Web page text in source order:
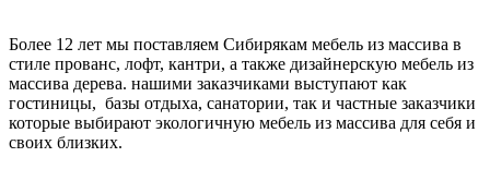
Более 12 лет мы поставляем Сибирякам мебель из массива в
стиле прованс, лофт, кантри, а также дизайнерскую мебель из
массива дерева. нашими заказчиками выступают как
гостиницы, базы отдыха, санатории, так и частные заказчики
которые выбирают экологичную мебель из массива для себя и
своих близких.